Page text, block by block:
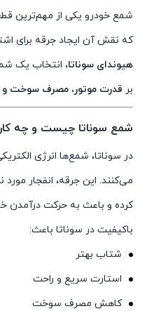
شمع خودرو یکی از مهم‌ترین
که نقش آن ایجاد جرقه برای
هیوندای سوناتا، انتخاب یک
بر قدرت موتور، مصرف سوخت و
شمع سوناتا چیست و چه
در سوناتا، شمع‌ها انرژی
می‌کنند. این جرقه، انفجار مورد
کرده و باعث به حرکت درآمدن
باکیفیت در سوناتا باعث:
شتاب بهتر
استارت سریع و راحت
کاهش مصرف سوخت